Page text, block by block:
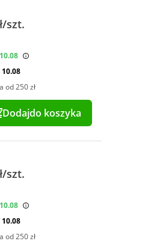
szt.
od 250 zł
Dodajdo koszyka
szt.
od 250 zł